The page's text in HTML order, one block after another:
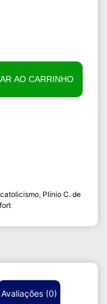
AO CARRINHO
catolicismo, Plínio C. de
Avaliações (0)